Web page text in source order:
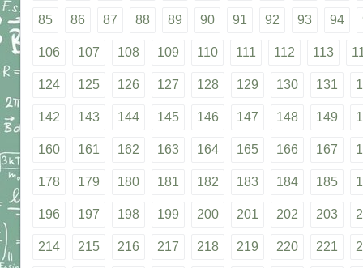
85 86 87 88 89 90 91 92 93 94
106 107 108 109 110 111 112 113
124 125 126 127 128 129 130 131
142 143 144 145 146 147 148 149
160 161 162 163 164 165 166 167
178 179 180 181 182 183 184 185
196 197 198 199 200 201 202 203
214 215 216 217 218 219 220 221